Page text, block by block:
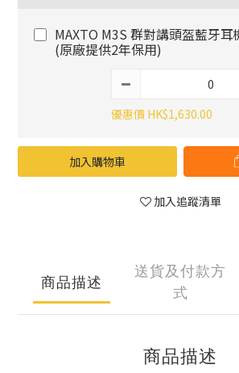
MAXTO M3S 群對講頭盔藍牙
(原廠提供2年保用)
優惠價 HK$1,630.00
加入購物車
加入追蹤清單
商品描述
送貨及付款方
式
商品描述